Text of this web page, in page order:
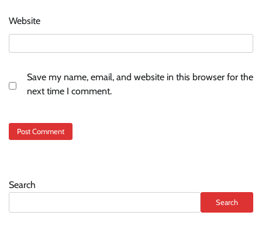
Website
Save my name, email, and website in this browser for the
next time I comment.
Search
Search